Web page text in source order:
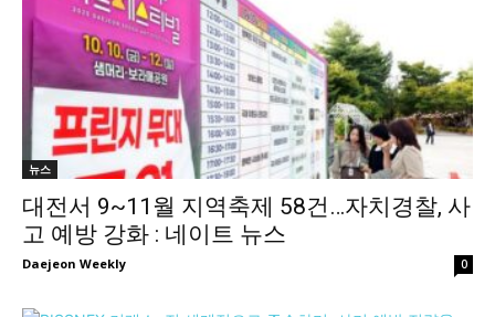
뉴스
대전서 9~11월 지역축제 58건…자치경찰, 사
고 예방 강화 : 네이트 뉴스
Daejeon Weekly 0